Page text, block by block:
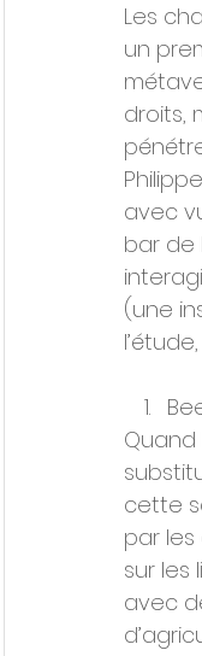
Les
un
droits,
avec
bar de
(une
cette
par les
sur les
avec